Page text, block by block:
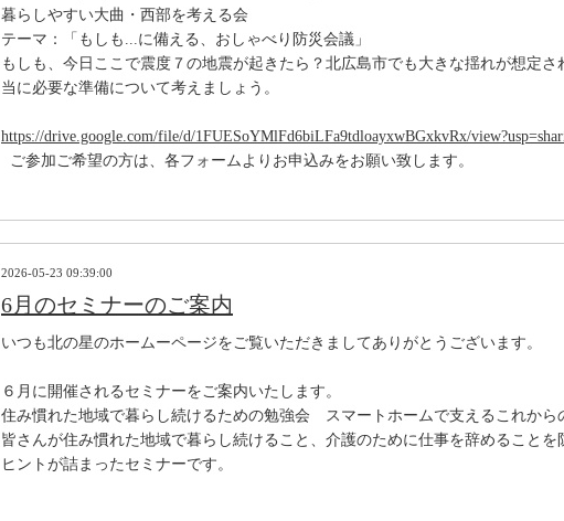
暮らしやすい大曲・西部を考える会
テーマ：「もしも...に備える、おしゃべり防災会議」
もしも、今日ここで震度７の地震が起きたら？北広島市でも大きな揺れが想定さ
当に必要な準備について考えましょう。
https://drive.google.com/file/d/1FUESoYMlFd6biLFa9tdloayxwBGxkvRx/
ご参加ご希望の方は、各フォームよりお申込みをお願い致 します。
2026-05-23 09:39:00
6月のセミナーのご案内
いつも北の星のホームーページをご覧いただきましてありがとうございます。
６月に開催されるセミナーをご案内いたします。
住み慣れた地域で暮らし続けるための勉強会 スマートホームで支えるこれから
皆さんが住み慣れた地域で暮らし続けること、介護のために仕事を辞めることを
ヒントが詰まったセミナーです。